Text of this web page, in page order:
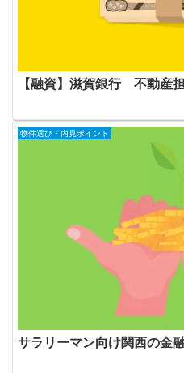
【融資】滋賀銀行 不動産
物件選び・内見ポイント
サラリーマン向け関西の金